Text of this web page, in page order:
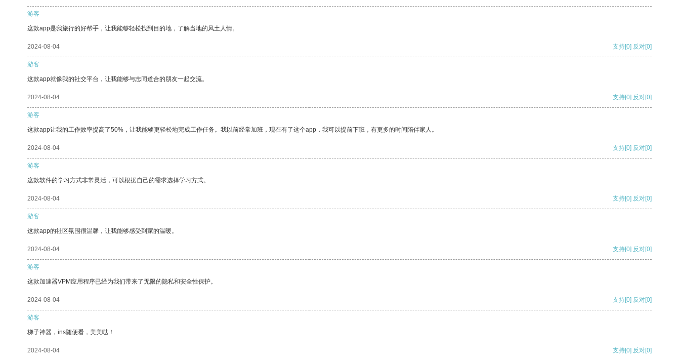
游客
这款app是我旅行的好帮手，让我能够轻松找到目的地，了解当地的风土人情。
2024-08-04 支持[0] 反对[0]
游客
这款app就像我的社交平台，让我能够与志同道合的朋友一起交流。
2024-08-04 支持[0] 反对[0]
游客
这款app让我的工作效率提高了50%，让我能够更轻松地完成工作任务。我以前经常加班，现在有了这个app，我可以提前下班，有更多的时间陪伴家人。
2024-08-04 支持[0] 反对[0]
游客
这款软件的学习方式非常灵活，可以根据自己的需求选择学习方式。
2024-08-04 支持[0] 反对[0]
游客
这款app的社区氛围很温馨，让我能够感受到家的温暖。
2024-08-04 支持[0] 反对[0]
游客
这款加速器VPM应用程序已经为我们带来了无限的隐私和安全性保护。
2024-08-04 支持[0] 反对[0]
游客
梯子神器，ins随便看，美美哒！
2024-08-04 支持[0] 反对[0]